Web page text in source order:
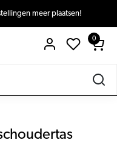
meer plaatsen!
0